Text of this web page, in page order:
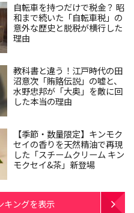
自転車を持つだけで税金？ 昭
和まで続いた「自転車税」の
意外な歴史と脱税が横行した
理由
教科書と違う！江戸時代の田
沼意次「賄賂伝説」の嘘と、
水野忠邦が「大奥」を敵に回
した本当の理由
【季節・数量限定】キンモク
セイの香りを天然精油で再現
した「スチームクリーム キン
モクセイ&茶」新登場
キングを表示